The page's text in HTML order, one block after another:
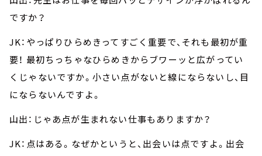
ですか？
JK：やっぱりひらめきってすごく重要で、それも最初が重
要！ 最初ちっちゃなひらめきからブワーッと広がってい
くじゃないですか。小さい点がないと線にならないし、目
にならないんですよ。
山出：じゃあ点が生まれない仕事もありますか？
JK：点はある。なぜかというと、出会いは点ですよ。出会